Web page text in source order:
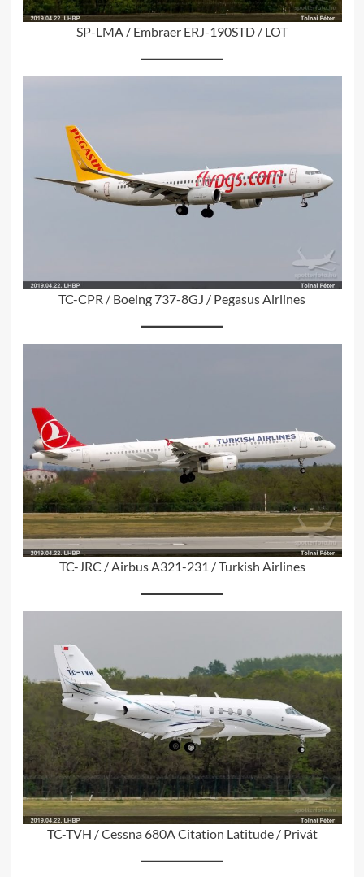
SP-LMA / Embraer ERJ-190STD / LOT
TC-CPR / Boeing 737-8GJ / Pegasus Airlines
TC-JRC / Airbus A321-231 / Turkish Airlines
TC-TVH / Cessna 680A Citation Latitude / Privát